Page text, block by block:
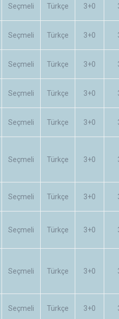
Seçmeli Türkçe 3+0
Seçmeli Türkçe 3+0
Seçmeli Türkçe 3+0
Seçmeli Türkçe 3+0
Seçmeli Türkçe 3+0
Seçmeli Türkçe 3+0
Seçmeli Türkçe 3+0
Seçmeli Türkçe 3+0
Seçmeli Türkçe 3+0
Seçmeli Türkçe 3+0